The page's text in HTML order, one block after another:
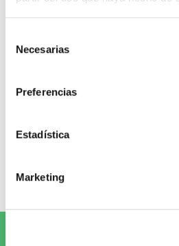
Necesarias
Preferencias
Estadística
MarketingEscribe tu opinión